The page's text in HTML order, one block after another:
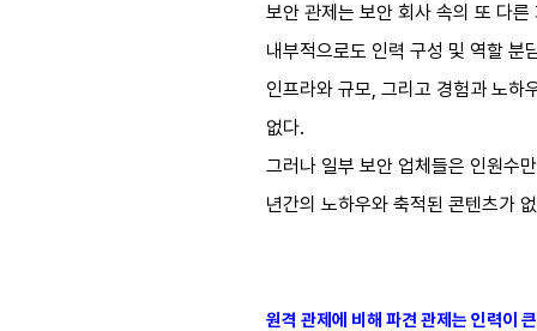
보안 관제는 보안 회사 속의 또 다
내부적으로도 인력 구성 및 역할 분
인프라와 규모, 그리고 경험과 노하
없다.
그러나 일부 보안 업체들은 인원수
년간의 노하우와 축적된 콘텐츠가
원격 관제에 비해 파견 관제는 인력이